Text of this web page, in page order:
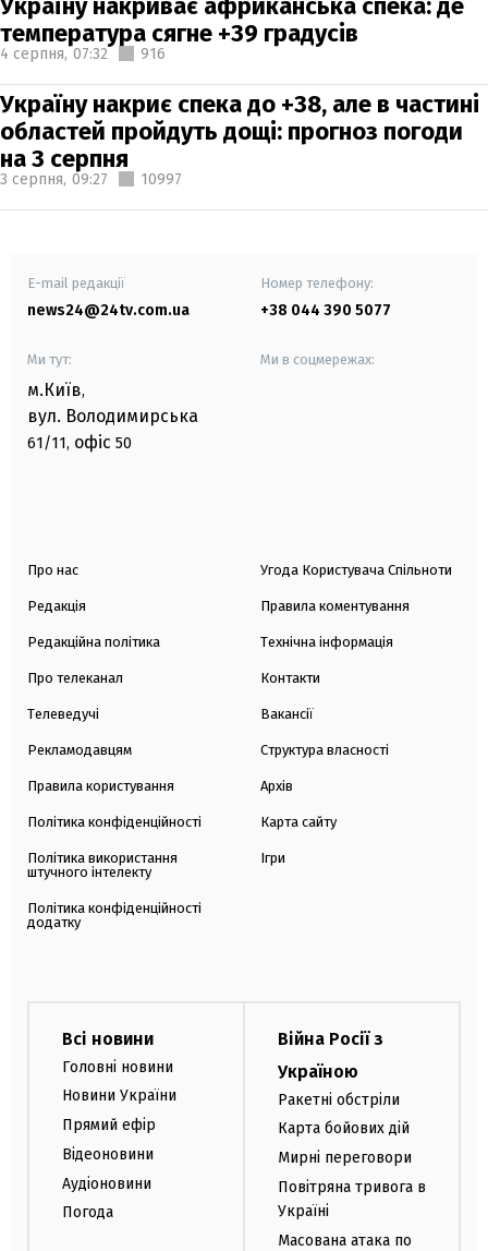
температура сягне +39 градусів
4 серпня, 07:32 916
Україну накриє спека до +38, але в частині
областей пройдуть дощі: прогноз погоди
на 3 серпня
3 серпня, 09:27 10997
E-mail редакції
news24@24tv.com.ua
Номер телефону:
+38 044 390 5077
Ми тут:
м.Київ,
вул. Володимирська
61/11, офіс 50
Ми в соцмережах:
Про нас
Редакція
Редакційна політика
Про телеканал
Телеведучі
Рекламодавцям
Правила користування
Політика конфіденційності
Політика використання
штучного інтелекту
Політика конфіденційності
додатку
Угода Користувача Спільноти
Правила коментування
Технічна інформація
Контакти
Вакансії
Структура власності
Архів
Карта сайту
Ігри
Всі новини
Головні новини
Новини України
Прямий ефір
Відеоновини
Аудіоновини
Погода
Війна Росії з
Україною
Ракетні обстріли
Карта бойових дій
Мирні переговори
Повітряна тривога в
Україні
Масована атака по